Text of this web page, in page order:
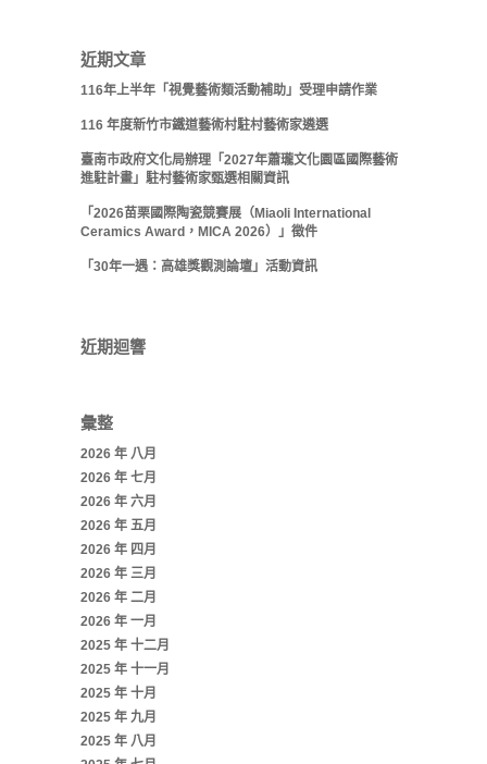
近期文章
116年上半年「視覺藝術類活動補助」受理申請作業
116 年度新竹市鐵道藝術村駐村藝術家遴選
臺南市政府文化局辦理「2027年蕭瓏文化園區國際藝術
進駐計畫」駐村藝術家甄選相關資訊
「2026苗栗國際陶瓷競賽展（Miaoli International
Ceramics Award，MICA 2026）」徵件
「30年一遇：高雄獎觀測論壇」活動資訊
近期迴響
彙整
2026 年 八月
2026 年 七月
2026 年 六月
2026 年 五月
2026 年 四月
2026 年 三月
2026 年 二月
2026 年 一月
2025 年 十二月
2025 年 十一月
2025 年 十月
2025 年 九月
2025 年 八月